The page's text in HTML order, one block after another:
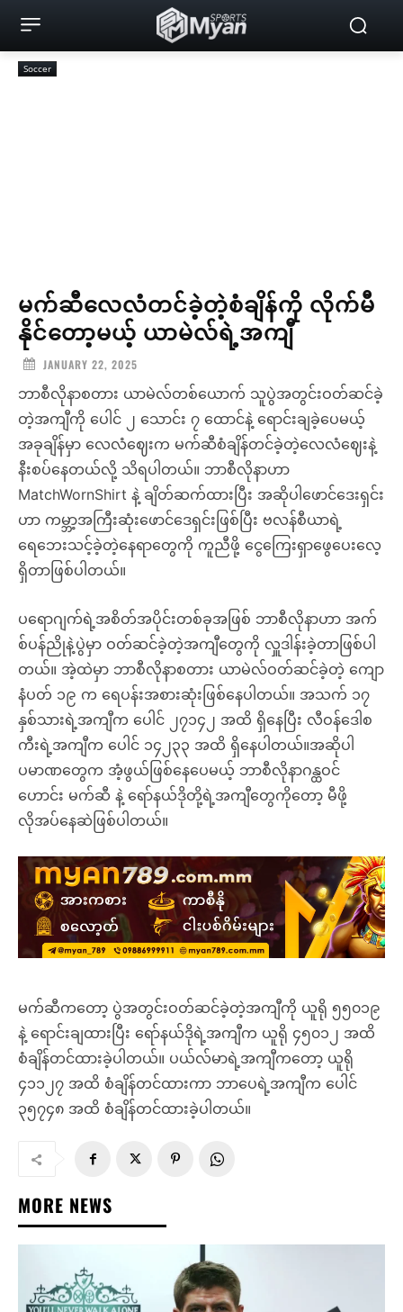
Soccer
မက်ဆီလေလံတင်ခဲ့တဲ့စံချိန်ကို လိုက်မီ
နိုင်တော့မယ့် ယာမဲလ်ရဲ့အကျီ
JANUARY 22, 2025
ဘာစီလိုနာစတား ယာမဲလ်တစ်ယောက် သူပွဲအတွင်းဝတ်ဆင်ခဲ့
တဲ့အကျီကို ပေါင် ၂ သောင်း ၇ ထောင်နဲ့ ရောင်းချခဲ့ပေမယ့်
အခုချိန်မှာ လေလံဈေးက မက်ဆီစံချိန်တင်ခဲ့တဲ့လေလံဈေးနဲ့
နီးစပ်နေတယ်လို့ သိရပါတယ်။ ဘာစီလိုနာဟာ
MatchWornShirt နဲ့ ချိတ်ဆက်ထားပြီး အဆိုပါဖောင်ဒေးရှင်း
ဟာ ကမ္ဘာ့အကြီးဆုံးဖောင်ဒေရှင်းဖြစ်ပြီး ဗလန်စီယာရဲ့
ရေဘေးသင့်ခဲ့တဲ့နေရာတွေကို ကူညီဖို့ ငွေကြေးရှာဖွေပေးလေ့
ရှိတာဖြစ်ပါတယ်။
ပရောဂျက်ရဲ့အစိတ်အပိုင်းတစ်ခုအဖြစ် ဘာစီလိုနာဟာ အက်
စ်ပန်ညိုနဲ့ပွဲမှာ ဝတ်ဆင်ခဲ့တဲ့အကျီတွေကို လှူဒါန်းခဲ့တာဖြစ်ပါ
တယ်။ အဲ့ထဲမှာ ဘာစီလိုနာစတား ယာမဲလ်ဝတ်ဆင်ခဲ့တဲ့ ကျော
နံပတ် ၁၉ က ရေပန်းအစားဆုံးဖြစ်နေပါတယ်။ အသက် ၁၇
နှစ်သားရဲ့အကျီက ပေါင် ၂၇၁၄၂ အထိ ရှိနေပြီး လီဝန်ဒေါစ
ကီးရဲ့အကျီက ပေါင် ၁၄၂၃၃ အထိ ရှိနေပါတယ်။အဆိုပါ
ပမာဏတွေက အံ့ဖွယ်ဖြစ်နေပေမယ့် ဘာစီလိုနာဂန္ထဝင်
ဟောင်း မက်ဆီ နဲ့ ရော်နယ်ဒိုတို့ရဲ့အကျီတွေကိုတော့ မီဖို့
လိုအပ်နေဆဲဖြစ်ပါတယ်။
မက်ဆီကတော့ ပွဲအတွင်းဝတ်ဆင်ခဲ့တဲ့အကျီကို ယူရို ၅၅၀၁၉
နဲ့ ရောင်းချထားပြီး ရော်နယ်ဒိုရဲ့အကျီက ယူရို ၄၅၀၁၂ အထိ
စံချိန်တင်ထားခဲ့ပါတယ်။ ပယ်လ်မာရဲ့အကျီကတော့ ယူရို
၄၁၁၂၇ အထိ စံချိန်တင်ထားကာ ဘာပေရဲ့အကျီက ပေါင်
၃၅၇၄၈ အထိ စံချိန်တင်ထားခဲ့ပါတယ်။
MORE NEWS